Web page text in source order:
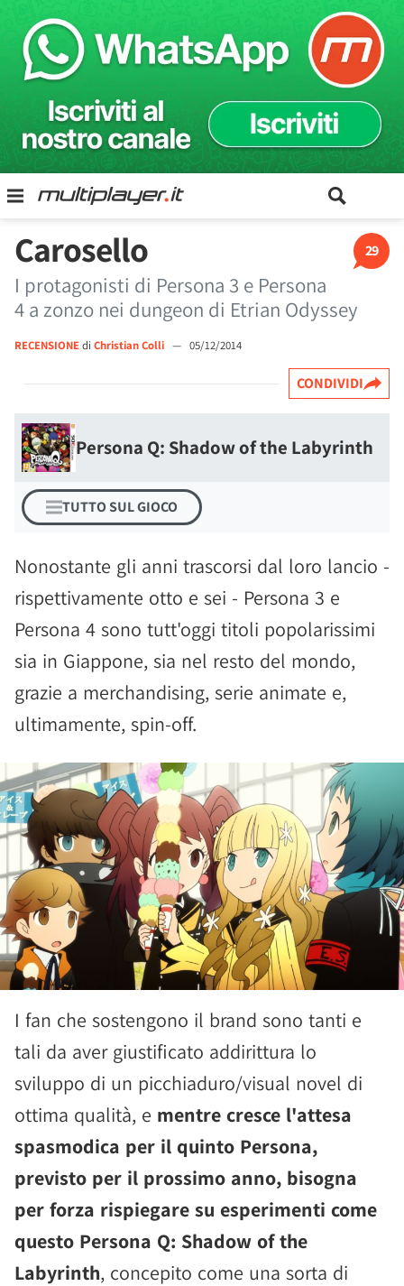
29
Carosello
I protagonisti di Persona 3 e Persona
4 a zonzo nei dungeon di Etrian Odyssey
RECENSIONEdi Christian Colli — 05/12/2014
CONDIVIDI
Persona Q: Shadow of the Labyrinth
TUTTO SUL GIOCO
Nonostante gli anni trascorsi dal loro lancio -
rispettivamente otto e sei - Persona 3 e
Persona 4 sono tutt'oggi titoli popolarissimi
sia in Giappone, sia nel resto del mondo,
grazie a merchandising, serie animate e,
ultimamente, spin-off.
I fan che sostengono il brand sono tanti e
tali da aver giustificato addirittura lo
sviluppo di un picchiaduro/visual novel di
ottima qualità, e mentre cresce l'attesa
spasmodica per il quinto Persona,
previsto per il prossimo anno, bisogna
per forza rispiegare su esperimenti come
questo Persona Q: Shadow of the
Labyrinth, concepito come una sorta di